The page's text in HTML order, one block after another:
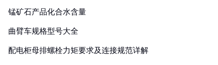
锰矿石产品化合水含量
曲臂车规格型号大全
配电柜母排螺栓力矩要求及连接规范详解